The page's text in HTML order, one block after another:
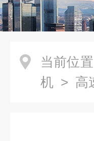
当前位置
机 > 高